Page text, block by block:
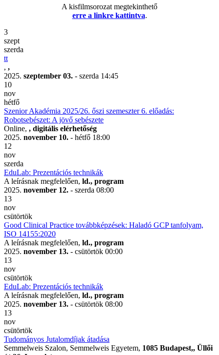
A kisfilmsorozat megtekinthető
erre a linkre kattintva.
3
szept
szerda
tt
, ,
2025. szeptember 03. - szerda 14:45
10
nov
hétfő
Szenior Akadémia 2025/26. őszi szemeszter 6. előadás:
Robotsebészet: A jövő sebészete
Online, , digitális elérhetőség
2025. november 10. - hétfő 18:00
12
nov
szerda
EduLab: Prezentációs technikák
A leírásnak megfelelően, ld., program
2025. november 12. - szerda 08:00
13
nov
csütörtök
Good Clinical Practice továbbképzések: Haladó GCP tanfolyam,
ISO 14155:2020
A leírásnak megfelelően, ld., program
2025. november 13. - csütörtök 00:00
13
nov
csütörtök
EduLab: Prezentációs technikák
A leírásnak megfelelően, ld., program
2025. november 13. - csütörtök 08:00
13
nov
csütörtök
Tudományos Jutalomdíjak átadása
Semmelweis Szalon, Semmelweis Egyetem, 1085 Budapest,, Üllői